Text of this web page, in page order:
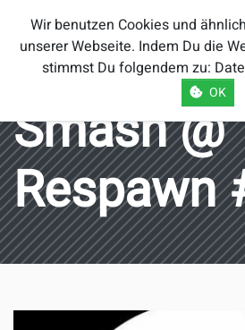
Smash Brothers
Österreich
Smash @
Respawn
Wir benutzen Cookies und
unserer Webseite. Indem Du die
stimmst Du folgendem zu:
OK